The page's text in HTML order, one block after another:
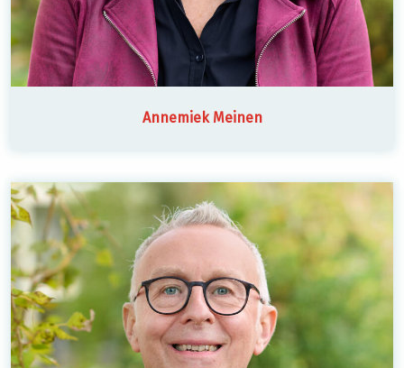
Annemiek Meinen